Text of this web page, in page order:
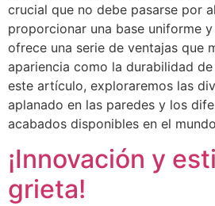
crucial que no debe pasarse por
proporcionar una base uniforme
ofrece una serie de ventajas que
apariencia como la durabilidad
este artículo, exploraremos las
aplanado en las paredes y los
acabados disponibles en el
¡Innovación y
grieta!